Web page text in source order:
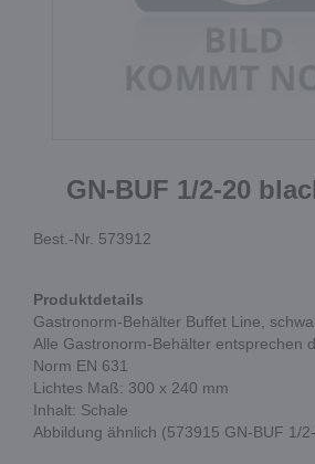
GN-BUF 1/2-20
Best.-Nr. 573912
Produktdetails
Gastronorm-Behälter Buffet Line,
Alle Gastronorm-Behälter entsprechen
Norm EN 631
Lichtes Maß: 300 x 240 mm
Inhalt: Schale
Abbildung ähnlich (573915 GN-BUF 1/